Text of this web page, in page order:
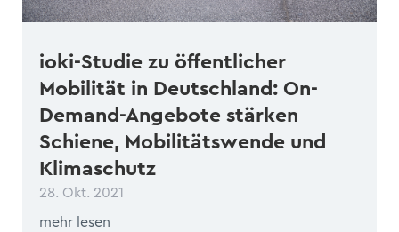
ioki-Studie zu öffentlicher
Mobilität in Deutschland: On-
Demand-Angebote stärken
Schiene, Mobilitätswende und
Klimaschutz
28. Okt. 2021
mehr lesen